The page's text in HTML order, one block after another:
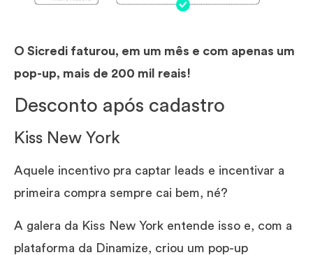
O Sicredi faturou, em um mês e com apenas um
pop-up, mais de 200 mil reais!
Desconto após cadastro
Kiss New York
Aquele incentivo pra captar leads e incentivar a
primeira compra sempre cai bem, né?
A galera da Kiss New York entende isso e, com a
plataforma da Dinamize, criou um pop-up